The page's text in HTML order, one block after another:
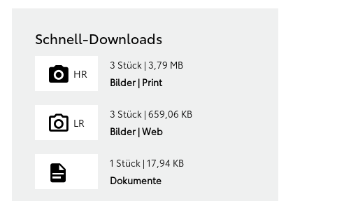
Schnell-Downloads
HR
3 Stück | 3,79 MB
Bilder | Print
LR
3 Stück | 659,06 KB
Bilder | Web
1 Stück | 17,94 KB
Dokumente